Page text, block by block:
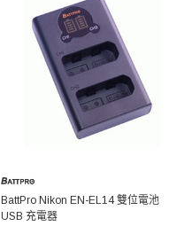
BattPro Nikon EN-EL14 雙位電池
USB 充電器